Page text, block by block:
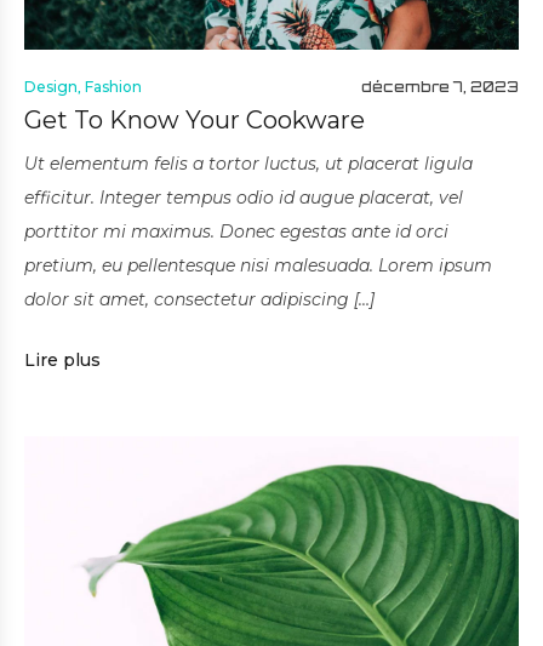
Design, Fashion décembre 7, 2023
Get To Know Your Cookware
Ut elementum felis a tortor luctus, ut placerat ligula
efficitur. Integer tempus odio id augue placerat, vel
porttitor mi maximus. Donec egestas ante id orci
pretium, eu pellentesque nisi malesuada. Lorem ipsum
dolor sit amet, consectetur adipiscing […]
Lire plus